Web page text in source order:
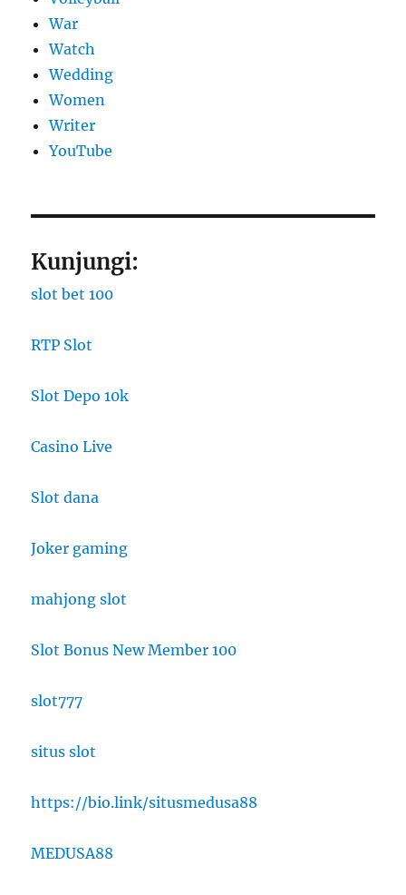
War
Watch
Wedding
Women
Writer
YouTube
Kunjungi:
slot bet 100
RTP Slot
Slot Depo 10k
Casino Live
Slot dana
Joker gaming
mahjong slot
Slot Bonus New Member 100
slot777
situs slot
https://bio.link/situsmedusa88
MEDUSA88